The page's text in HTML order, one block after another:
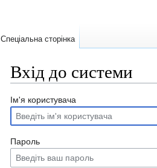
Вхід до системи
Перейти
до
навігації
Перейти
до
пошуку
Ім'я користувача
Пароль
Спеціальна сторінка